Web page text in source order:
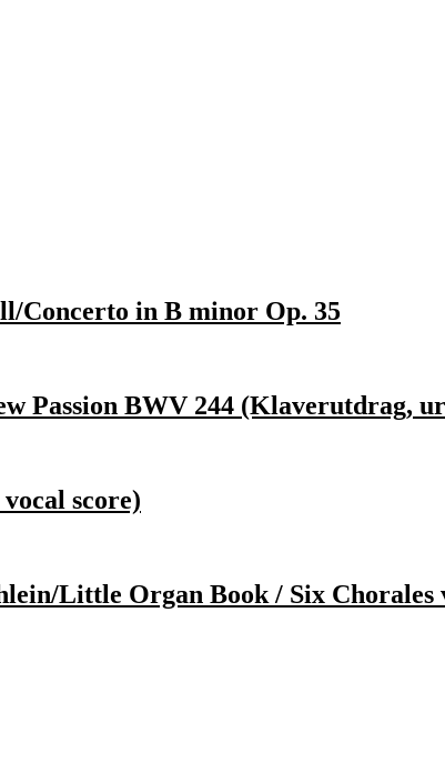
Concerto in B minor Op. 35
Passion BWV 244 (Klaverutdrag,
score)
Little Organ Book / Six